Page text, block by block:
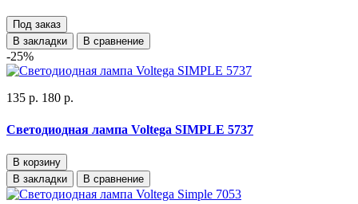
Под заказ
В закладки
В сравнение
-25%
135 р. 180 р.
Светодиодная лампа Voltega SIMPLE 5737
В корзину
В закладки
В сравнение